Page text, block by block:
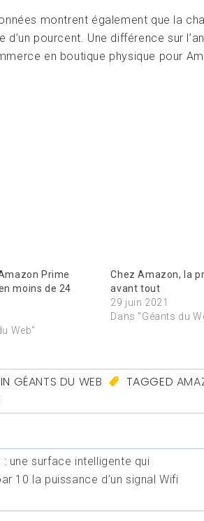
montrent également que la
d’un pourcent. Une différence sur
en boutique physique pour
Prime
moins de 24
Web"
Chez Amazon, la
avant tout
29 juin 2021
Dans "Géants du
GÉANTS DU WEB TAGGED
: une surface intelligente qui
10 la puissance d’un signal Wifi